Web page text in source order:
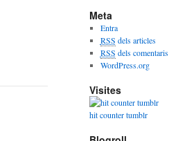
Meta
Entra
RSS dels articles
RSS dels comentaris
WordPress.org
Visites
hit counter tumblr